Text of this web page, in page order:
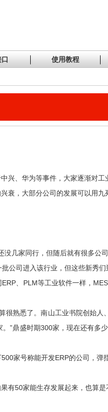
使用教程
、华为等事件，大家逐渐对工
，大部分公司的发展可以用九
几家同行，但随后就有很多
公司进入该行业，但这些新秀们
、PLM等工业软件一样，
熟悉了。南山工业书院创始
”鼎盛时期300家，现在还有
家号称能开发ERP的公司，
50家能生存发展起来，也算